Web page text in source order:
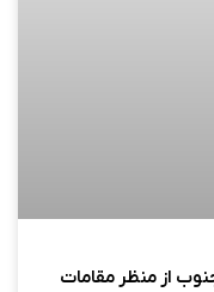
از منظر مقامات